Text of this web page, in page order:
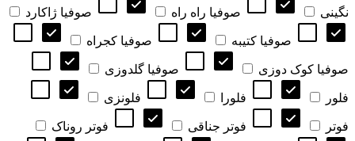
نگینی صوفیا راه راه صوفیا ژاکارد
صوفیا کتیبه صوفیا کجراه
صوفیا کوک دوزی صوفیا گلدوزی
فلور فلورا فلونزی
فوتر فوتر جناقی فوتر روناک